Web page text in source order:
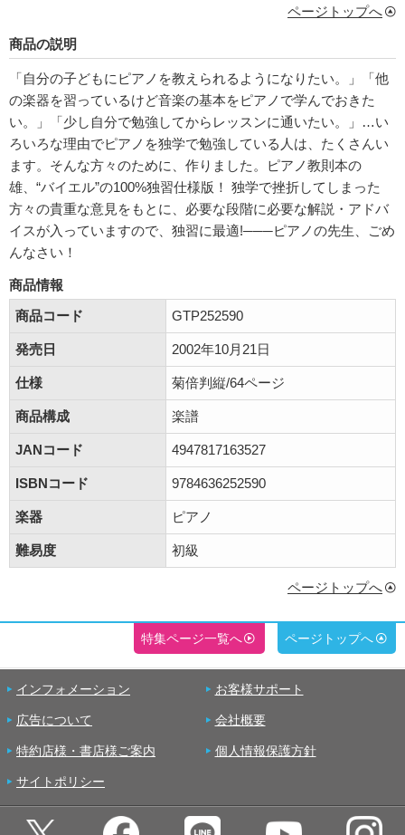
ページトップへ
商品の説明
「自分の子どもにピアノを教えられるようになりたい。」「他
の楽器を習っているけど音楽の基本をピアノで学んでおきた
い。」「少し自分で勉強してからレッスンに通いたい。」…い
ろいろな理由でピアノを独学で勉強している人は、たくさんい
ます。そんな方々のために、作りました。ピアノ教則本の
雄、“バイエル”の100%独習仕様版！ 独学で挫折してしまった
方々の貴重な意見をもとに、必要な段階に必要な解説・アドバ
イスが入っていますので、独習に最適!───ピアノの先生、ごめ
んなさい！
商品情報
商品コード
GTP252590
発売日 2002年10月21日
仕様 菊倍判縦/64ページ
商品構成 楽譜
JANコード 4947817163527
ISBNコード 9784636252590
楽器 ピアノ
難易度 初級
ページトップへ
特集ページ一覧へ ページトップへ
インフォメーション お客様サポート
広告について 会社概要
特約店様・書店様ご案内 個人情報保護方針
サイトポリシー